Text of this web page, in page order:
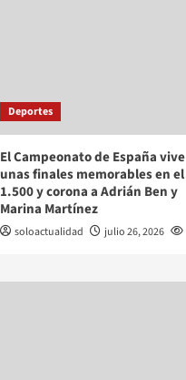
Deportes
El Campeonato de España vive
unas finales memorables en el
1.500 y corona a Adrián Ben y
Marina Martínez
soloactualidad julio 26, 2026